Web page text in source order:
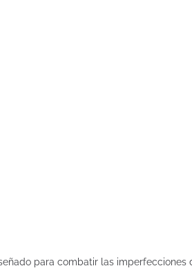
para combatir las